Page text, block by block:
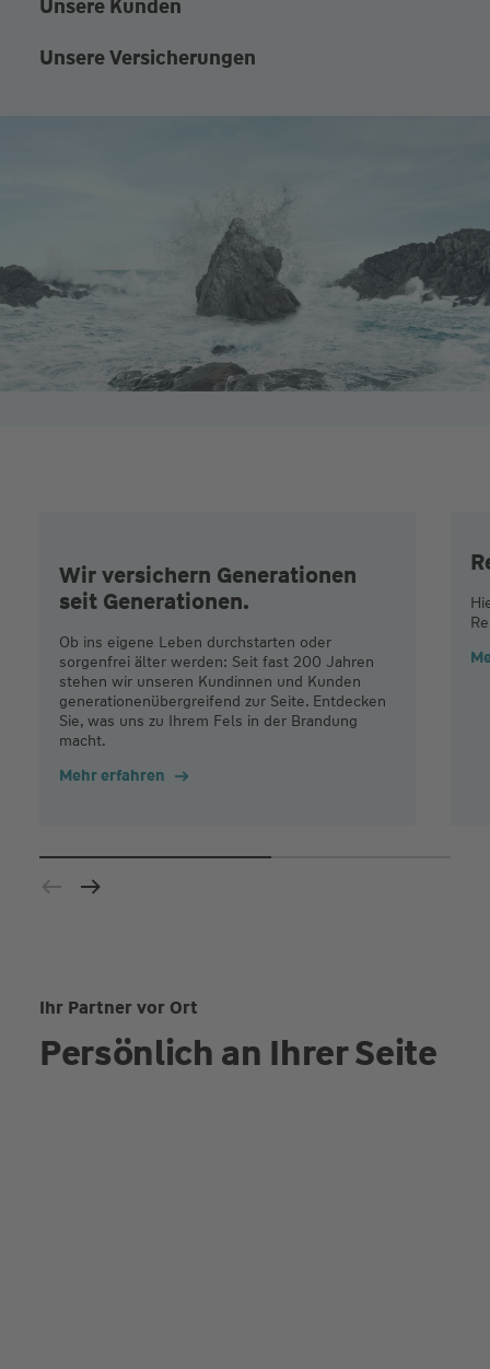
Unsere Kunden
Unsere Versicherungen
Wir versichern Generationen
seit Generationen.
Ob ins eigene Leben durchstarten oder
sorgenfrei älter werden: Seit fast 200 Jahren
stehen wir unseren Kundinnen und Kunden
generationenübergreifend zur Seite. Entdecken
Sie, was uns zu Ihrem Fels in der Brandung
macht.
Mehr erfahren
Ihr Partner vor Ort
Persönlich an Ihrer Seite